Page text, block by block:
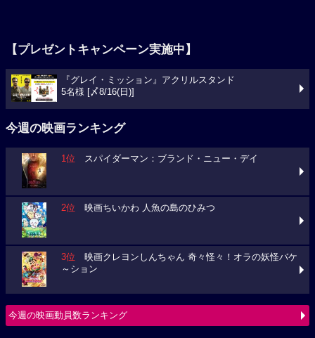
【プレゼントキャンペーン実施中】
『グレイ・ミッション』アクリルスタンド
5名様 [〆8/16(日)]
今週の映画ランキング
1位 スパイダーマン：ブランド・ニュー・デイ
2位 映画ちいかわ 人魚の島のひみつ
3位 映画クレヨンしんちゃん 奇々怪々！オラの妖怪バケ
～ション
今週の映画動員数ランキング